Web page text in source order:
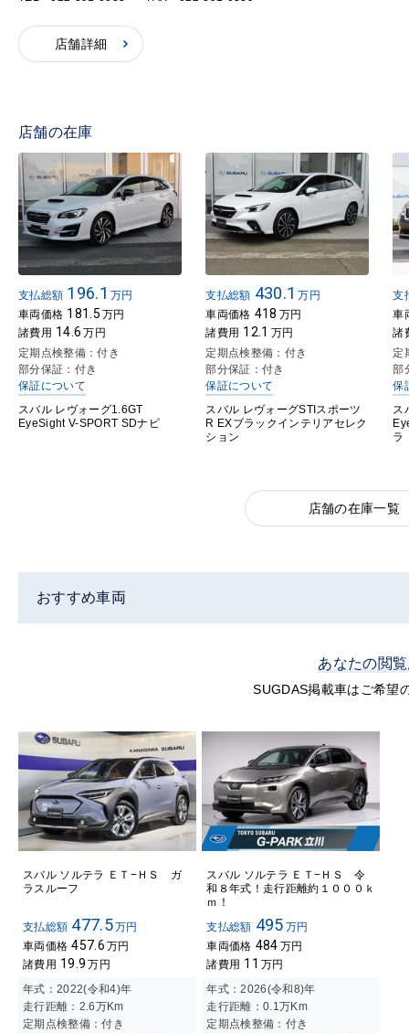
店舗詳細
店舗の在庫
支払総額 196.1 万円
車両価格 181.5 万円
諸費用 14.6 万円
定期点検整備：付き
部分保証：付き
保証について
スバル レヴォーグ1.6GT
EyeSight V-SPORT SDナビ
支払総額 430.1 万円
車両価格 418 万円
諸費用 12.1 万円
定期点検整備：付き
部分保証：付き
保証について
スバル レヴォーグSTIスポーツ
R EXブラックインテリアセレク
ション
支
車
諸
定
部
保
ス
ラ
店舗の在庫一覧
おすすめ車両
あなたの閲
SUGDAS掲載車はご希望
スバル ソルテラ ＥＴ−ＨＳ ガ
ラスルーフ
支払総額 477.5万円
車両価格 457.6 万円
諸費用 19.9 万円
年式：2022(令和4)年
走行距離： 2.6万Km
定期点検整備：付き
スバル ソルテラ ＥＴ−ＨＳ 令
和８年式！走行距離約１０００ｋ
ｍ！
支払総額 495 万円
車両価格 484 万円
諸費用 11 万円
年式：2026(令和8)年
走行距離： 0.1万Km
定期点検整備：付き